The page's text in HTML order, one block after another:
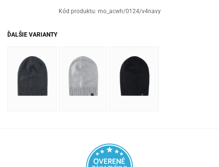
Kód produktu: mo_acwh/0124/v4navy
ĎALŠIE VARIANTY